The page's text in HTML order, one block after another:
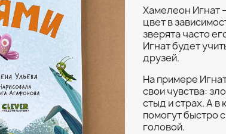
Хамелеон Игнат
цвет в
зверята часто
Игнат будет
друзей.
На примере
свои чувства:
стыд и страх. А
помогут быстро
головой.